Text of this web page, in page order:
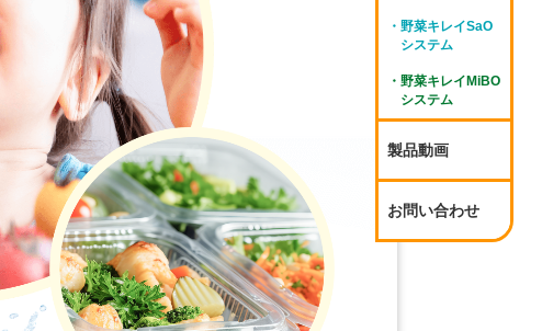
野菜キレイSaO
システム
野菜キレイMiBO
システム
製品動画
お問い合わせ